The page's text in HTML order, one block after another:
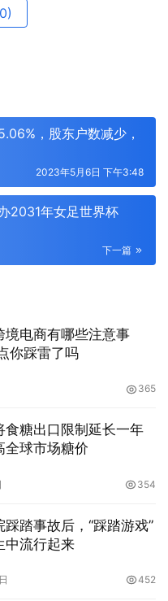
，股东户数减少，
2023年5月6日 下午3:48
2031年女足世界杯
下一篇
境电商有哪些注意事
你踩雷了吗
365
食糖出口限制延长一年
全球市场糖价
354
踏事故后，“踩踏游戏”
中流行起来
452